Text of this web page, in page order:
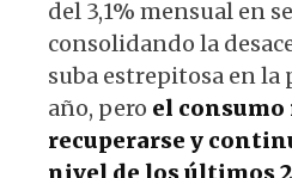
del 3,1% mensual en
consolidando la
suba estrepitosa en
año, pero el
recuperarse y